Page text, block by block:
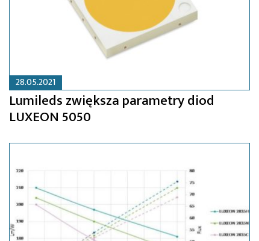
28.05.2021
Lumileds zwiększa parametry diod
LUXEON 5050